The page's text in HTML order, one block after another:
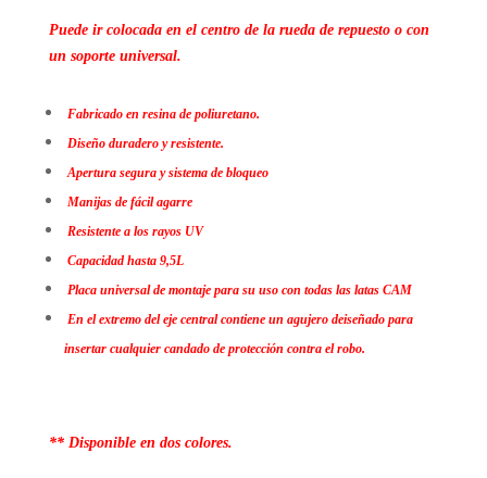
Puede ir colocada en el centro de la rueda de repuesto o con
un soporte universal.
Fabricado en resina de poliuretano.
Diseño duradero y resistente.
Apertura segura y sistema de bloqueo
Manijas de fácil agarre
Resistente a los rayos UV
Capacidad hasta 9,5L
Placa universal de montaje para su uso con todas las latas CAM
En el extremo del eje central contiene un agujero deiseñado para
insertar cualquier candado de protección contra el robo.
** Disponible en dos colores.